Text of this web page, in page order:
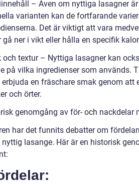
– Även om nyttiga lasagner
varianten kan de fortfarande
Det är viktigt att vara
gå ner i vikt eller hålla en specifik
och textur – Nyttiga lasagner kan
på vilka ingredienser som används.
en fräschare smak genom att
och örter.
genomgång av för- och nackdelar
har det funnits debatter om
nyttig lasange. Här är en historisk